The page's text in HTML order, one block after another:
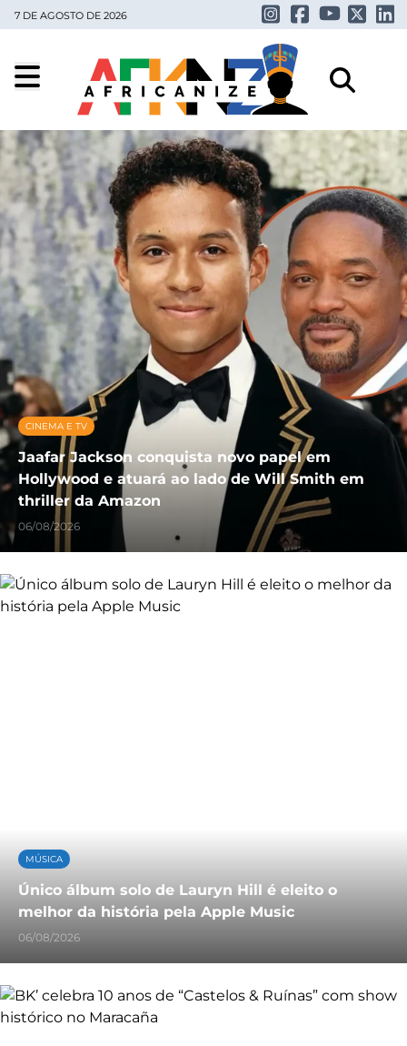
7 DE AGOSTO DE 2026
CINEMA E TV
Jaafar Jackson conquista novo papel em
Hollywood e atuará ao lado de Will Smith em
thriller da Amazon
06/08/2026
MÚSICA
Único álbum solo de Lauryn Hill é eleito o
melhor da história pela Apple Music
06/08/2026